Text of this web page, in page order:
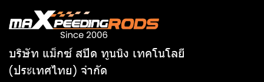
บริษัท แม็กซ์ สปีด ทูนนิง เทคโนโลยี
(ประเทศไทย) จำกัด